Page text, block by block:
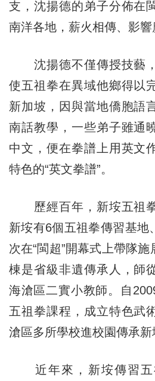
支，沈揚德的弟子分佈在
南洋各地，薪火相傳、影響
沈揚德不僅傳授技藝，
使五祖拳在異域他鄉得以
新加坡，因與當地僑胞語
南話教學，一些弟子雖通
中文，便在拳譜上用英文
特色的“英文拳譜”。
歷經百年，新垵五祖拳
新垵有6個五祖拳傳習基地
次在“閩超”開幕式上帶隊
棟是省級非遺傳承人，師
海滄區二實小教師。自
五祖拳課程，成立特色武
滄區多所學校進校園傳承新
近年來，新垵傳習五